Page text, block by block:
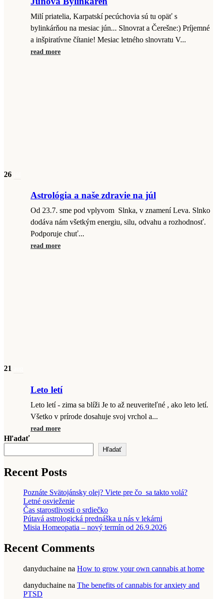
Milí priatelia, Karpatskí pecúchovia sú tu opäť s
bylinkárňou na mesiac jún... Slnovrat a Čerešne:) Príjemné
a inšpiratívne čítanie! Mesiac letného slnovratu V...
read more
26
Astrológia a naše zdravie na júl
Od 23.7. sme pod vplyvom Slnka, v znamení Leva. Slnko
dodáva nám všetkým energiu, silu, odvahu a rozhodnosť.
Podporuje chuť...
read more
21
Leto letí
Leto letí - zima sa blíži Je to až neuveriteľné , ako leto letí.
Všetko v prírode dosahuje svoj vrchol a...
read more
Hľadať
Hľadať
Recent Posts
Poznáte Svätojánsky olej? Viete pre čo sa takto volá?
Letné osvieženie
Čas starostlivosti o srdiečko
Pútavá astrologická prednáška u nás v lekárni
Misia Homeopatia – nový termín od 26.9.2026
Recent Comments
danyduchaine na How to grow your own cannabis at home
danyduchaine na The benefits of cannabis for anxiety and
PTSD